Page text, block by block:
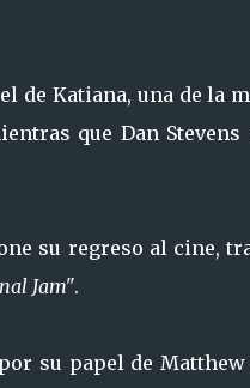
de Katiana, una de la
que Dan
su regreso al cine,
Jam".
su papel de